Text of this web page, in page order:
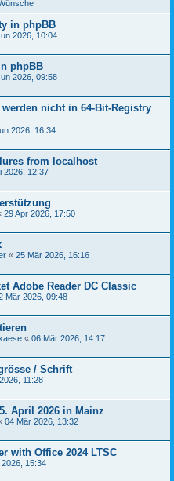
in phpBB
2026, 10:04
phpBB
2026, 09:58
nicht in 64-Bit-Registry
2026, 16:34
from localhost
2026, 12:37
29 Apr 2026, 17:50
« 25 Mär 2026, 16:16
Adobe Reader DC Classic
Mär 2026, 09:48
« 06 Mär 2026, 14:17
/ Schrift
11:28
April 2026 in Mainz
04 Mär 2026, 13:32
with Office 2024 LTSC
15:34